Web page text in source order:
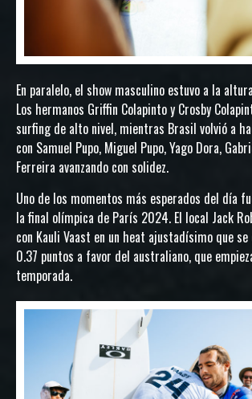
En paralelo, el show masculino estuvo a la
Los hermanos Griffin Colapinto y Crosby
surfing de alto nivel, mientras Brasil volvió a
con Samuel Pupo, Miguel Pupo, Yago Dora,
Ferreira avanzando con solidez.
Uno de los momentos más esperados del día
la final olímpica de París 2024. El local Jack
con Kauli Vaast en un heat ajustadísimo que
0.37 puntos a favor del australiano, que
temporada.